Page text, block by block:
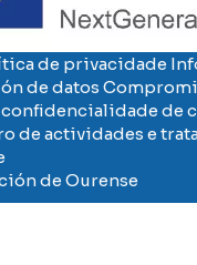
de privacidade
de datos
de
de actividades e
de Ourense